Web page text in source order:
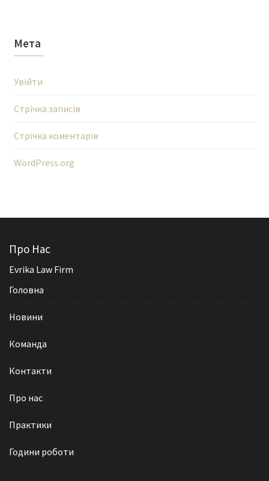
Мета
Увійти
Стрічка записів
Стрічка коментарів
WordPress.org
Про Нас
Evrika Law Firm
Головна
Новини
Команда
Контакти
Про нас
Практики
Години роботи